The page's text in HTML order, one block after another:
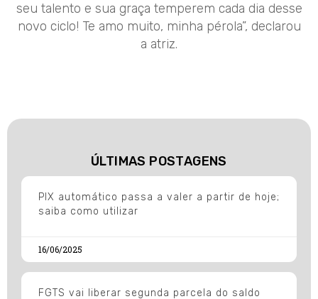
seu talento e sua graça temperem cada dia desse
novo ciclo! Te amo muito, minha pérola”, declarou
a atriz.
ÚLTIMAS POSTAGENS
PIX automático passa a valer a partir de hoje;
saiba como utilizar
16/06/2025
FGTS vai liberar segunda parcela do saldo